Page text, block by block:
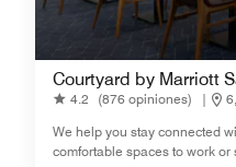
Courtyard by Marriott
4.2 (876 opiniones) |
We help you stay connected
comfortable spaces to work or